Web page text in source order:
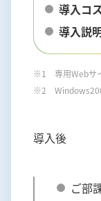
導入コ
導入説
※1 専用Webサ
※2
導入後
ご部